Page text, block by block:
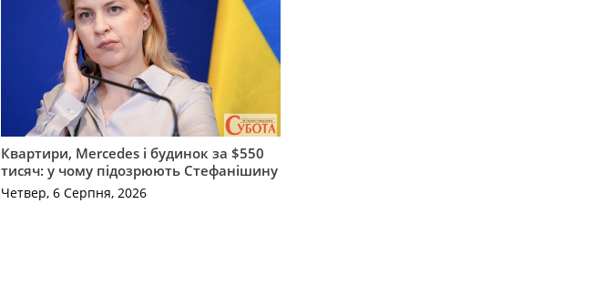
Квартири, Mercedes і будинок за $550
тисяч: у чому підозрюють Стефанішину
Четвер, 6 Серпня, 2026